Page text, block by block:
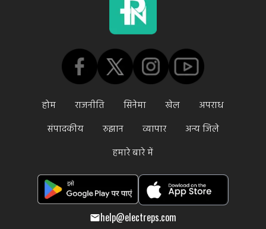
होम राजनीति सिनेमा खेल
अपराध
संपादकीय
रुझान व्यापार
अन्य जिले
हमारे बारे में
help@electreps.com